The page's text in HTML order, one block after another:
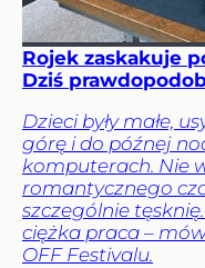
Rojek zaskakuje
Dziś
Dzieci były małe,
górę i do późnej
komputerach. Nie
romantycznego
szczególnie
ciężka praca –
OFF Festivalu.